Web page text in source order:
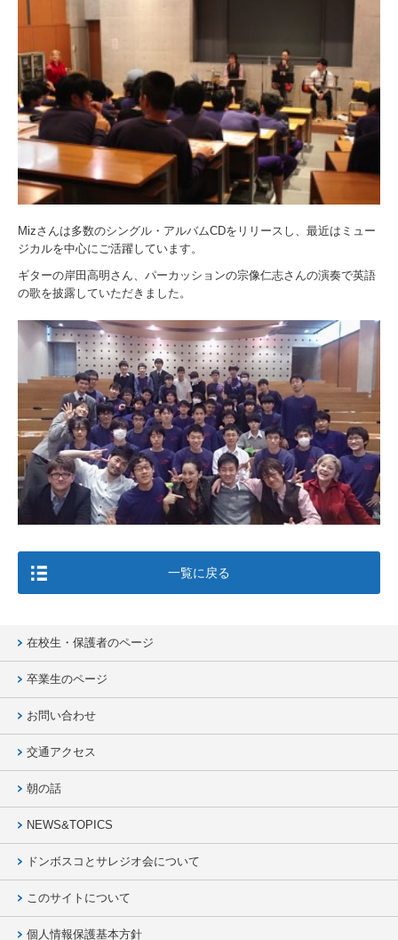
Mizさんは多数のシングル・アルバムCDをリリースし、 最近はミュー
ジカルを中心にご活躍しています。
ギターの岸田高明さん、パーカッションの宗像仁志さんの演奏で英語
の歌を披露していただきました。
一覧に戻る
在校生・保護者のページ
卒業生のページ
お問い合わせ
交通アクセス
朝の話
NEWS&TOPICS
ドンボスコとサレジオ会について
このサイトについて
個人情報保護基本方針